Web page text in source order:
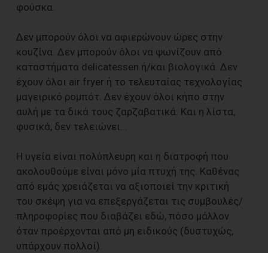
φούσκα.
Δεν μπορούν όλοι να αφιερώνουν ώρες στην
κουζίνα. Δεν μπορούν όλοι να ψωνίζουν από
καταστήματα delicatessen ή/και βιολογικά. Δεν
έχουν όλοι air fryer ή το τελευταίας τεχνολογίας
μαγειρικό ρομπότ. Δεν έχουν όλοι κήπο στην
αυλή με τα δικά τους ζαρζαβατικά. Και η λίστα,
φυσικά, δεν τελειώνει...
Η υγεία είναι πολύπλευρη και η διατροφή που
ακολουθούμε είναι μόνο μία πτυχή της. Καθένας
από εμάς χρειάζεται να αξιοποιεί την κριτική
του σκέψη για να επεξεργάζεται τις συμβουλές/
πληροφορίες που διαβάζει εδώ, πόσο μάλλον
όταν προέρχονται από μη ειδικούς (δυστυχώς,
υπάρχουν πολλοί).